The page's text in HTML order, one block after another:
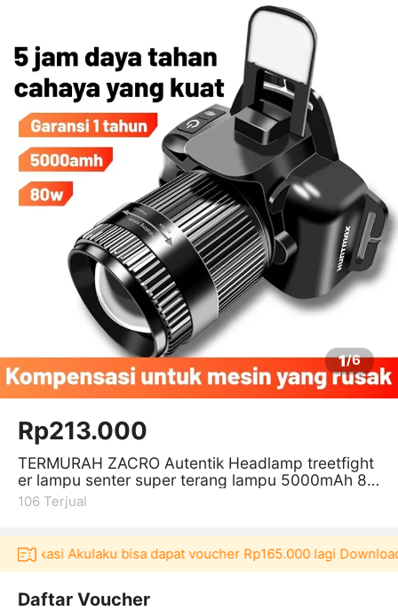
1/6
Rp213.000
TERMURAH ZACRO Autentik Headlamp treetfight
er lampu senter super terang lampu 5000mAh 80
w Senter super terang
106 Terjual
Akulaku bisa dapat voucher Rp165.000 lagi Download
Daftar Voucher